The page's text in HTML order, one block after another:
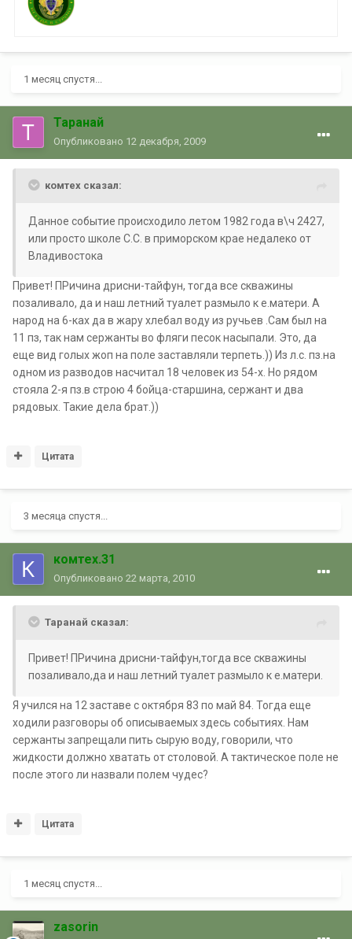
1 месяц спустя...
Таранай
Опубликовано 12 декабря, 2009
комтех сказал:
Данное событие происходило летом 1982 года в\ч 2427,
или просто школе С.С. в приморском крае недалеко от
Владивостока
Привет! ПРичина дрисни-тайфун, тогда все скважины
позаливало, да и наш летний туалет размыло к е.матери. А
народ на 6-ках да в жару хлебал воду из ручьев .Сам был на
11 пз, так нам сержанты во фляги песок насыпали. Это, да
еще вид голых жоп на поле заставляли терпеть.)) Из л.с. пз.на
одном из разводов насчитал 18 человек из 54-х. Но рядом
стояла 2-я пз.в строю 4 бойца-старшина, сержант и два
рядовых. Такие дела брат.))
Цитата
3 месяца спустя...
комтех.31
Опубликовано 22 марта, 2010
Таранай сказал:
Привет! ПРичина дрисни-тайфун,тогда все скважины
позаливало,да и наш летний туалет размыло к е.матери.
Я учился на 12 заставе с октября 83 по май 84. Тогда еще
ходили разговоры об описываемых здесь событиях. Нам
сержанты запрещали пить сырую воду, говорили, что
жидкости должно хватать от столовой. А тактическое поле не
после этого ли назвали полем чудес?
Цитата
1 месяц спустя...
zasorin